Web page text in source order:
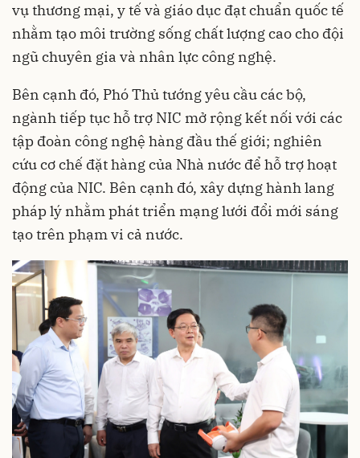
vụ thương mại, y tế và giáo dục đạt chuẩn quốc tế
nhằm tạo môi trường sống chất lượng cao cho đội
ngũ chuyên gia và nhân lực công nghệ.
Bên cạnh đó, Phó Thủ tướng yêu cầu các bộ,
ngành tiếp tục hỗ trợ NIC mở rộng kết nối với các
tập đoàn công nghệ hàng đầu thế giới; nghiên
cứu cơ chế đặt hàng của Nhà nước để hỗ trợ hoạt
động của NIC. Bên cạnh đó, xây dựng hành lang
pháp lý nhằm phát triển mạng lưới đổi mới sáng
tạo trên phạm vi cả nước.